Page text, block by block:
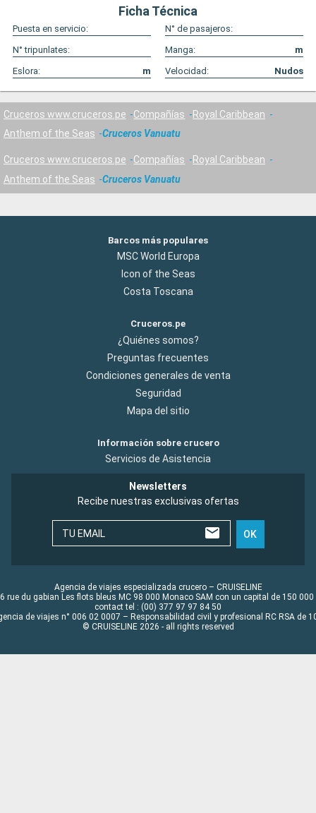
Ficha Técnica
Puesta en servicio:
N° de pasajeros:
N° tripunlates:
Manga:
m
Eslora:
m Velocidad: Nudos
Cruceros www.cruceros.pe Compañías
Royal Caribbean
Anthem of the Seas
Cruceros Vanuatu
Cruceros www.cruceros.pe Compañías
Royal Caribbean
Anthem of the Seas
Cruceros Vanuatu
Barcos más populares
MSC World Europa
Icon of the Seas
Costa Toscana
Cruceros.pe
¿Quiénes somos?
Preguntas frecuentes
Condiciones generales de venta
Seguridad
Mapa del sitio
Información sobre crucero
Servicios de Asistencia
Newsletters
Recibe nuestras exclusivas ofertas
TU EMAIL OK
Agencia de viajes especializada crucero – CRUISELINE
rue du gabian Les flots bleus MC 98 000 Monaco SAM con un capital de 150 000
contact tel : (00) 377 97 97 84 50
de viajes n° 006 02 0007 – Responsabilidad civil y profesional RC RSA de
© CRUISELINE 2026 - all rights reserved